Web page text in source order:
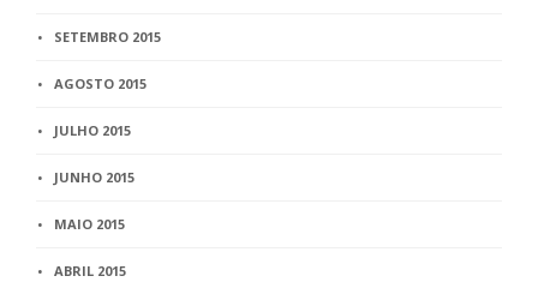
SETEMBRO 2015
AGOSTO 2015
JULHO 2015
JUNHO 2015
MAIO 2015
ABRIL 2015